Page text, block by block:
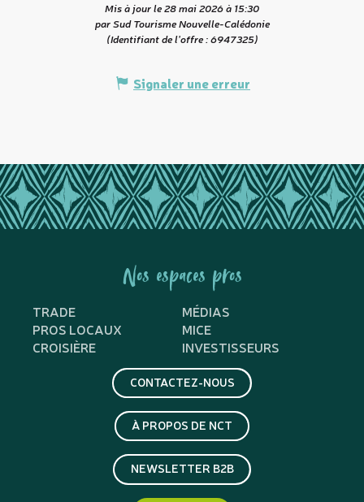
Mis à jour le 28 mai 2026 à 15:30
par Sud Tourisme Nouvelle-Calédonie
(Identifiant de l'offre :6947325)
Signaler une erreur
Nos espaces pros
TRADE
MÉDIAS
PROS LOCAUX
MICE
CROISIÈRE
INVESTISSEURS
CONTACTEZ-NOUS
À PROPOS DE NCT
NEWSLETTER B2B